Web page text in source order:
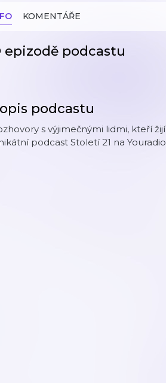
KOMENTÁŘE
epizodě podcastu
podcastu
s výjimečnými lidmi, kteří
podcast Století 21 na